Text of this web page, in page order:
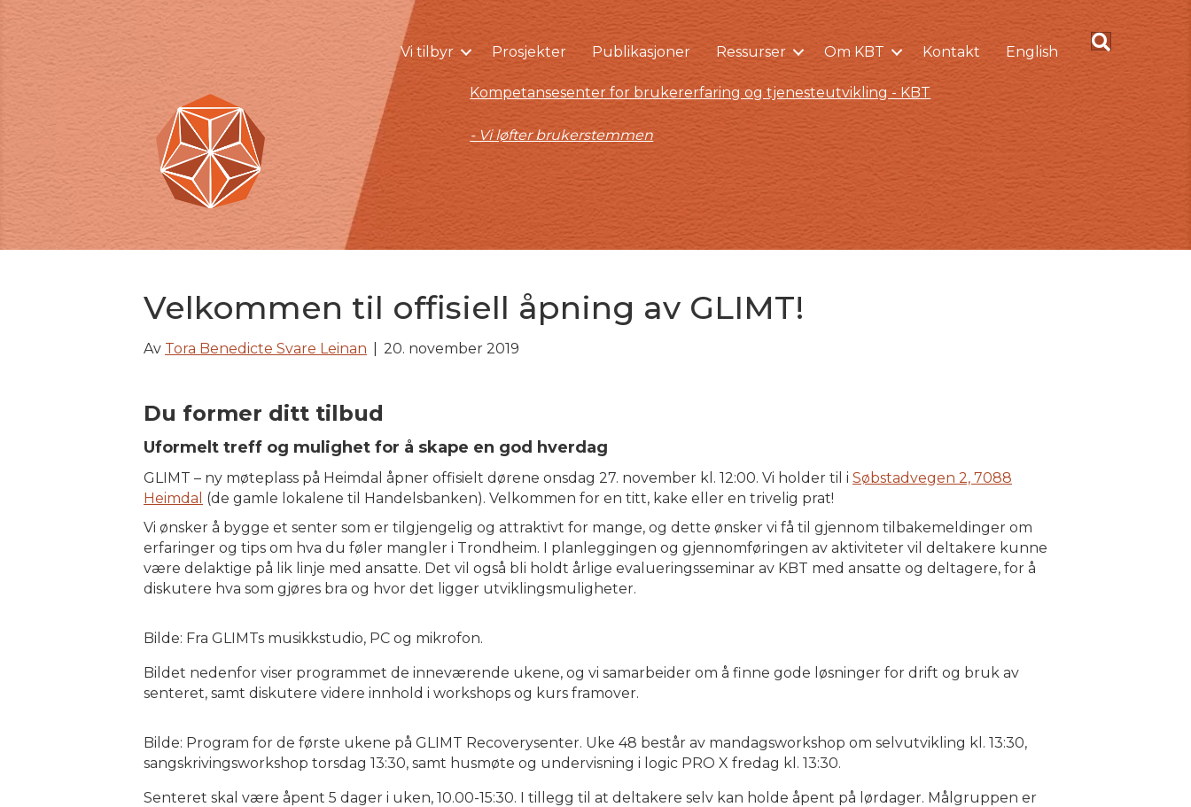
Vi tilbyr Prosjekter Publikasjoner Ressurser Om KBT Kontakt English
Kompetansesenter for brukererfaring og tjenesteutvikling - KBT
- Vi løfter brukerstemmen
Velkommen til offisiell åpning av GLIMT!
Av Tora Benedicte Svare Leinan 20. november 2019
Du former ditt tilbud
Uformelt treff og mulighet for å skape en god hverdag
GLIMT – ny møteplass på Heimdal åpner offisielt dørene onsdag 27. november kl. 12:00. Vi holder til i Søbstadvegen 2, 7088
Heimdal (de gamle lokalene til Handelsbanken). Velkommen for en titt, kake eller en trivelig prat!
Vi ønsker å bygge et senter som er tilgjengelig og attraktivt for mange, og dette ønsker vi få til gjennom tilbakemeldinger om
erfaringer og tips om hva du føler mangler i Trondheim. I planleggingen og gjennomføringen av aktiviteter vil deltakere kunne
være delaktige på lik linje med ansatte. Det vil også bli holdt årlige evalueringsseminar av KBT med ansatte og deltagere, for å
diskutere hva som gjøres bra og hvor det ligger utviklingsmuligheter.
Bilde: Fra GLIMTs musikkstudio, PC og mikrofon.
Bildet nedenfor viser programmet de inneværende ukene, og vi samarbeider om å finne gode løsninger for drift og bruk av
senteret, samt diskutere videre innhold i workshops og kurs framover.
Bilde: Program for de første ukene på GLIMT Recoverysenter. Uke 48 består av mandagsworkshop om selvutvikling kl. 13:30,
sangskrivingsworkshop torsdag 13:30, samt husmøte og undervisning i logic PRO X fredag kl. 13:30.
Senteret skal være åpent 5 dager i uken, 10.00-15:30. I tillegg til at deltakere selv kan holde åpent på lørdager. Målgruppen er